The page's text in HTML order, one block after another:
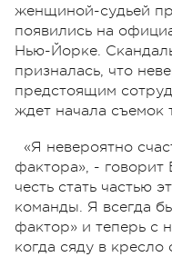
женщиной-судьей
появились на
Нью-Йорке.
призналась, что
предстоящим
ждет начала съемок
«Я невероятно
фактора», -
честь стать частью
команды. Я всегда
фактор» и теперь с
когда сяду в кресло